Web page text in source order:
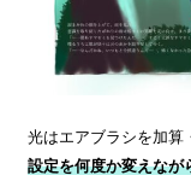
光はエアブラシを加算
設定を何度か変えなが